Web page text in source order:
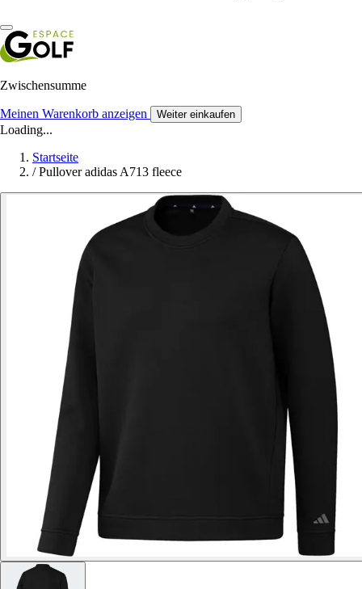
Zwischensumme
Meinen Warenkorb anzeigen Weiter einkaufen
Loading...
Startseite
/ Pullover adidas A713 fleece